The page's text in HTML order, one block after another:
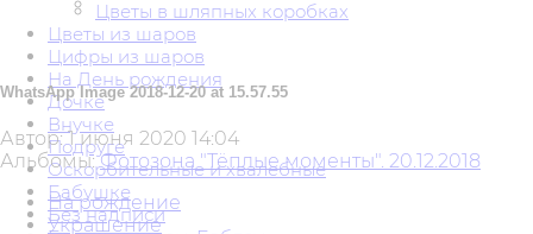
Цветы в шляпных коробках
Цветы из шаров
Цифры из шаров
На День рождения
Дочке
Внучке
Подруге
Оскорбительные и хвалебные
Бабушке
Без надписи
WhatsApp Image 2018-12-20 at 15.57.55
Автор:1 июня 2020 14:04
Альбомы:Фотозона "Тёплые моменты". 20.12.2018
На рождение
Украшение